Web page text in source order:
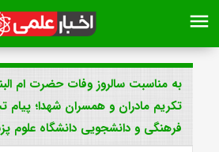
menu
به مناسبت سالروز وفات حضرت ام
تکریم مادران و همسران شهدا؛
فرهنگی و دانشجویی دانشگاه علوم